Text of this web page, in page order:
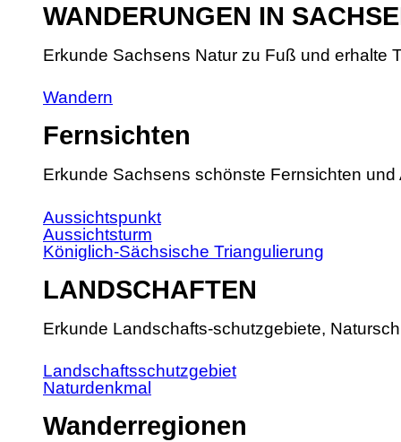
WANDERUNGEN IN
Erkunde Sachsens Natur zu Fuß und erhalte
Wandern
Fernsichten
Erkunde Sachsens schönste Fernsichten und
Aussichtspunkt
Aussichtsturm
Königlich-Sächsische Triangulierung
LANDSCHAFTEN
Erkunde Landschafts-schutzgebiete,
Landschaftsschutzgebiet
Naturdenkmal
Wanderregionen